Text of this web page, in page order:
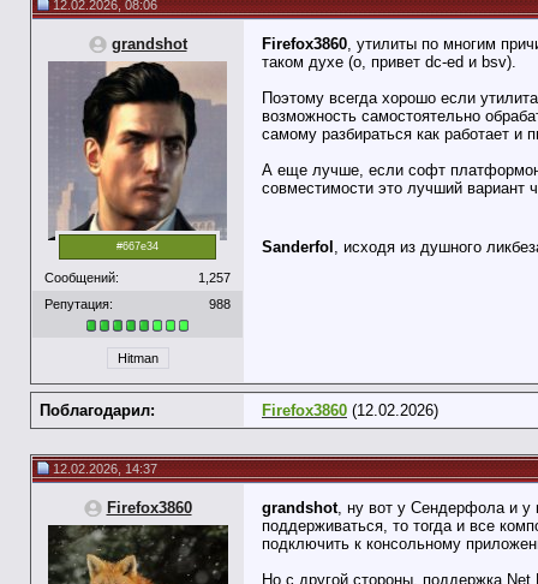
12.02.2026, 08:06
grandshot
#667e34
Сообщений:
1,257
Репутация:
988
Hitman
Firefox3860, утилиты по многим
таком духе (о, привет dc-ed и bsv).
Поэтому всегда хорошо если
возможность самостоятельно
самому разбираться как работает и
А еще лучше, если софт
совместимости это лучший вариант
Sanderfol , исходя из душного
Поблагодарил: Firefox3860 (12.02.2026)
12.02.2026, 14:37
Firefox3860 grandshot, ну вот у Сендерфола и у
поддерживаться, то тогда и все
подключить к консольному
Но с другой стороны, поддержка